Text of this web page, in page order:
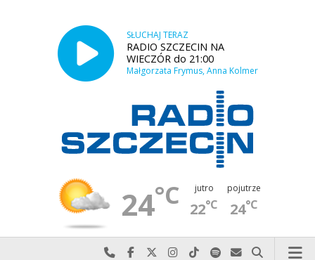
SŁUCHAJ TERAZ
RADIO SZCZECIN NA
WIECZÓR do 21:00
Małgorzata Frymus, Anna Kolmer
24°C jutro
22°C
pojutrze
24°C
Najlepiej po prostu do nas zadzwoń
Odwiedź nas na Facebook-u
Odwiedź nas na X
Odwiedź nas na Instagram-ie
Odwiedź nas na TikTok-u
Szukaj nas na Spotify
Wyślij do nas
Szukaj